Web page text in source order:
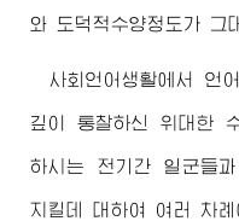
와 도덕적수양정도가 그
사회언어생활에서 언
깊이 통찰하신 위대한
하시는 전기간 일군들
지킬데 대하여 여러 차